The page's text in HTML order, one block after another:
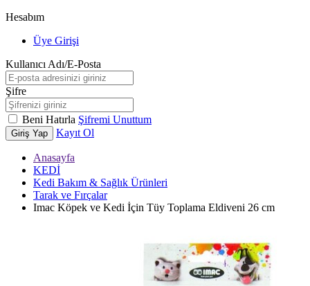
Hesabım
Üye Girişi
Kullanıcı Adı/E-Posta
Şifre
Beni Hatırla Şifremi Unuttum
Giriş Yap Kayıt Ol
Anasayfa
KEDİ
Kedi Bakım & Sağlık Ürünleri
Tarak ve Fırçalar
Imac Köpek ve Kedi İçin Tüy Toplama Eldiveni 26 cm